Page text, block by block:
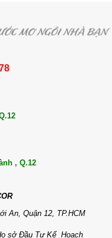
, Q.12
An, Quận 12, TP.HCM
sở Đầu Tư Kế Hoạch